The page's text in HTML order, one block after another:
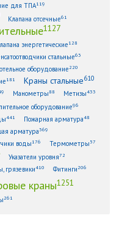
для ТПА119
Клапана отсечные61
1127
энергетические128
стальные63
оборудование220
181 Краны стальные610
Манометры88 Метизы433
оборудование96
441 Пожарная арматура48
арматура369
воды176 Термометры 57
Указатели уровня72
грязевики410 Фитинги206
краны1251
261